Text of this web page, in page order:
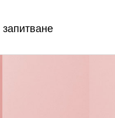
запитване